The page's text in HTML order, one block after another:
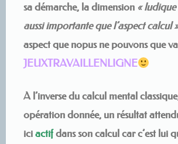
sa démarche, la dimension «
aussi importante que l’aspect calcul »
aspect que nopus ne pouvons que
JEUXTRAVAILLENLIGNE
A l’inverse du calcul mental
opération donnée, un résultat
iciactifdans son calcul car c’est lui